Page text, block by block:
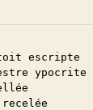
escripte
ypocrite